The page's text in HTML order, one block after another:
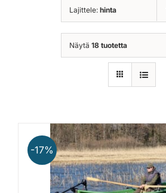
Valmistajat
Rahoitus
Lajittele: hinta
Näytä 18 tuotetta
-17%